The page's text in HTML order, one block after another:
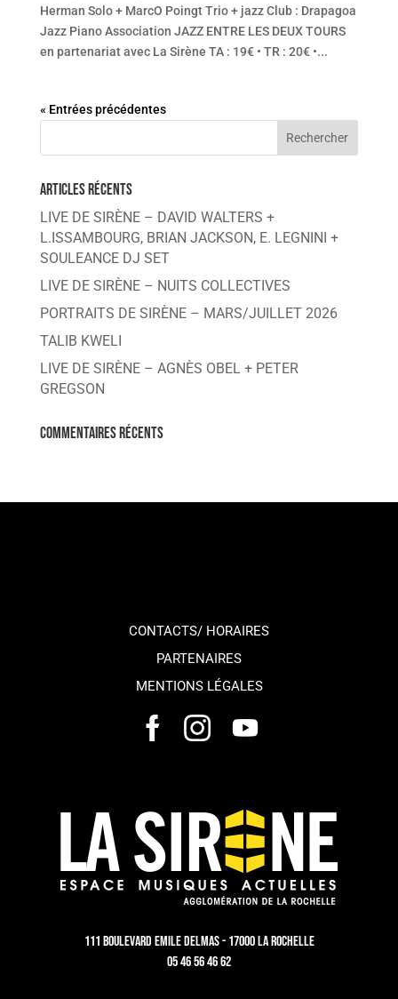
Herman Solo + MarcO Poingt Trio + jazz Club : Drapagoa
Jazz Piano Association JAZZ ENTRE LES DEUX TOURS
en partenariat avec La Sirène TA : 19€ • TR : 20€ •...
« Entrées précédentes
Articles récents
LIVE DE SIRÈNE – DAVID WALTERS +
L.ISSAMBOURG, BRIAN JACKSON, E. LEGNINI +
SOULEANCE DJ SET
LIVE DE SIRÈNE – NUITS COLLECTIVES
PORTRAITS DE SIRÈNE – MARS/JUILLET 2026
TALIB KWELI
LIVE DE SIRÈNE – AGNÈS OBEL + PETER
GREGSON
Commentaires récents
CONTACTS/ HORAIRES
PARTENAIRES
MENTIONS LÉGALES
111 Boulevard Emile Delmas - 17000 La Rochelle
05 46 56 46 62